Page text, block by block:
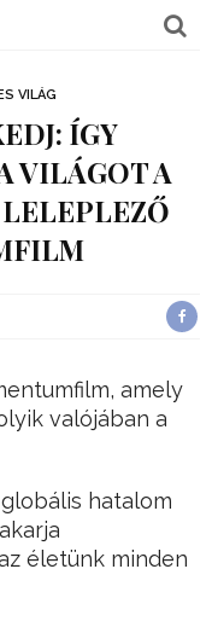
VILÁG
ÍGY
VILÁGOT A
amely
valójában a
hatalom
életünk minden